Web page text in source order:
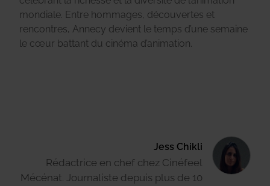
mondiale. Entre hommages, découvertes et
rencontres, Annecy devient le temps d’une semaine
le cœur battant du cinéma d’animation.
Jess Chikli
Rédactrice en chef chez Cinéfeel
Mécénat. Journaliste depuis plus de 10